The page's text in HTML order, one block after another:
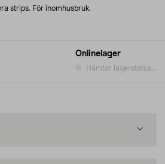
Onlinelager
Hämtar lagerstatus...
strips. För inomhusbruk.